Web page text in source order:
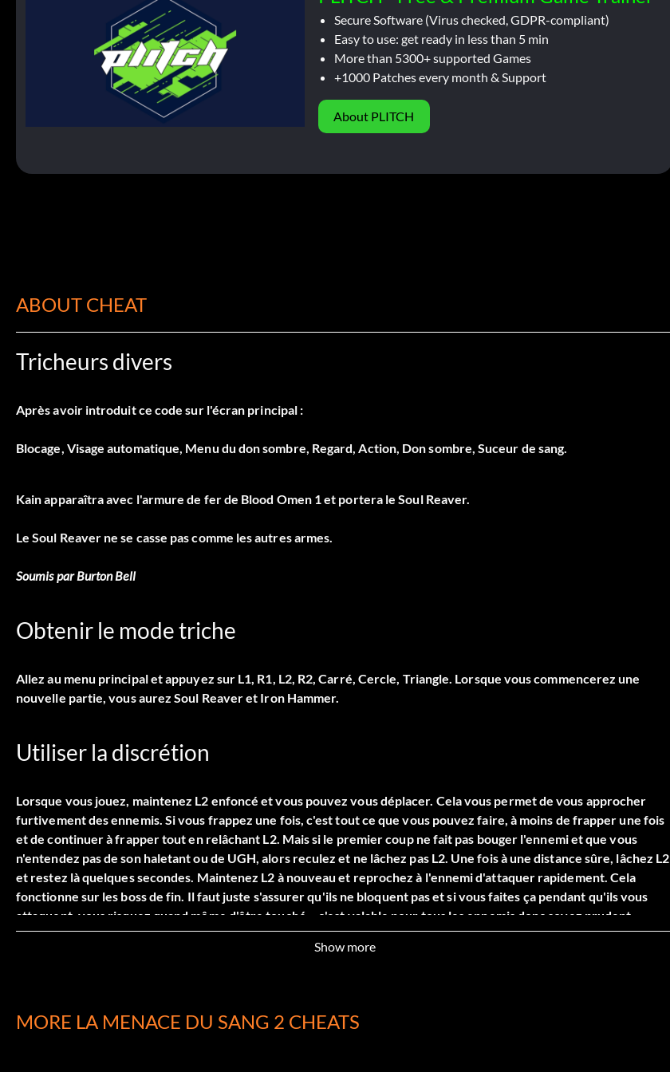
Secure Software (Virus checked, GDPR-compliant)
Easy to use: get ready in less than 5 min
More than 5300+ supported Games
+1000 Patches every month & Support
About PLITCH
ABOUT CHEAT
Tricheurs divers
Après avoir introduit ce code sur l'écran principal :
Blocage, Visage automatique, Menu du don sombre, Regard, Action, Don sombre, Suceur de sang.
Kain apparaîtra avec l'armure de fer de Blood Omen 1 et portera le Soul Reaver.
Le Soul Reaver ne se casse pas comme les autres armes.
Soumis par Burton Bell
Obtenir le mode triche
Allez au menu principal et appuyez sur L1, R1, L2, R2, Carré, Cercle, Triangle. Lorsque vous commencerez une
nouvelle partie, vous aurez Soul Reaver et Iron Hammer.
Utiliser la discrétion
Lorsque vous jouez, maintenez L2 enfoncé et vous pouvez vous déplacer. Cela vous permet de vous approcher
furtivement des ennemis. Si vous frappez une fois, c'est tout ce que vous pouvez faire, à moins de frapper une fois
et de continuer à frapper tout en relâchant L2. Mais si le premier coup ne fait pas bouger l'ennemi et que vous
n'entendez pas de son haletant ou de UGH, alors reculez et ne lâchez pas L2. Une fois à une distance sûre, lâchez L2
et restez là quelques secondes. Maintenez L2 à nouveau et reprochez à l'ennemi d'attaquer rapidement. Cela
fonctionne sur les boss de fin. Il faut juste s'assurer qu'ils ne bloquent pas et si vous faites ça pendant qu'ils vous
attaquent, vous risquez quand même d'être touché... c'est valable pour tous les ennemis donc soyez prudent....
Ok le cheat qui te dit de faire toutes ces tactiques confuses la troisième fois que tu combats le Seigneur Sarafan il y
Show more
MORE LA MENACE DU SANG 2 CHEATS